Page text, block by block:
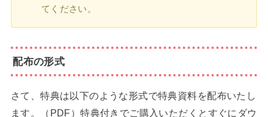
てください。
配布の形式
さて、特典は以下のような形式で特典資料を配布いたし
ます。（PDF）特典付きでご購入いただくとすぐにダウ